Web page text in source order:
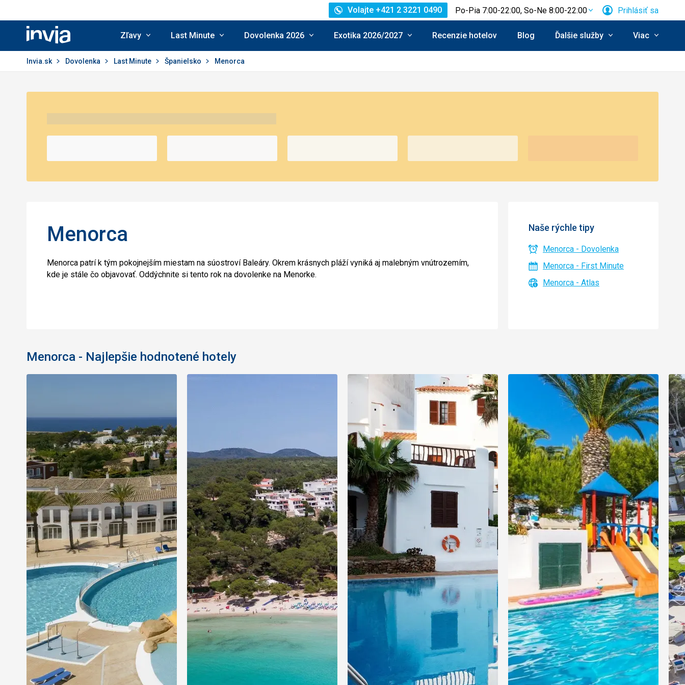
Invia.sk
Volajte +421 2 3221 0490 Po-Pia 7:00-22:00, So-Ne 8:00-22:00 Prihlásiť sa
Zľavy Last Minute Dovolenka 2026 Exotika 2026/2027 Recenzie hotelov Blog Ďalšie služby Viac
Invia.sk Dovolenka Last Minute Španielsko Menorca
Menorca
Menorca patrí k tým pokojnejším miestam na súostroví Baleáry. Okrem krásnych pláží vyniká aj malebným vnútrozemím,
kde je stále čo objavovať. Oddýchnite si tento rok na dovolenke na Menorke.
Naše rýchle tipy
Menorca - Dovolenka
Menorca - First Minute
Menorca - Atlas
Menorca - Najlepšie hodnotené hotely